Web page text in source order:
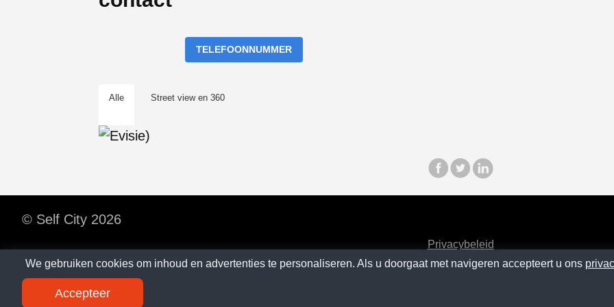
TELEFOONNUMMER
Alle Street view en 360
© Self City 2026
Privacybeleid
contact
We gebruiken cookies om inhoud en advertenties te personaliseren. Als u doorgaat met navigeren accepteert u ons
Accepteer